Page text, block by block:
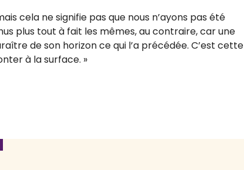
cela ne signifie pas que nous n’ayons pas été
plus tout à fait les mêmes, au contraire, car une
de son horizon ce qui l’a précédée. C’est cette
à la surface. »